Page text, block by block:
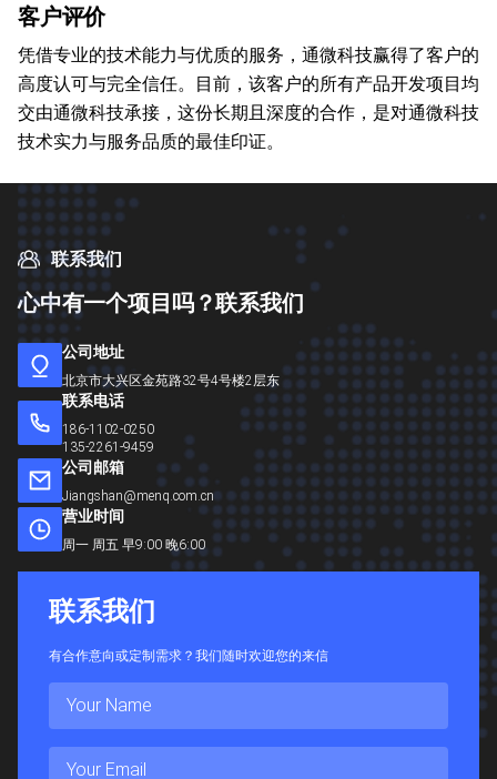
客户评价
凭借专业的技术能力与优质的服务，通微科技赢得了客户的
高度认可与完全信任。目前，该客户的所有产品开发项目均
交由通微科技承接，这份长期且深度的合作，是对通微科技
技术实力与服务品质的最佳印证。
联系我们
心中有一个项目 吗？联系我们
公司地址
北京市大兴区金苑路32号4号楼2层东
联系电话
186-1102-0250
135-2261-9459
公司邮箱
Jiangshan@menq.com.cn
营业时间
周一 周五 早9:00 晚6:00
联系我们
有合作意向或定制需求？我们随时欢迎您的来信